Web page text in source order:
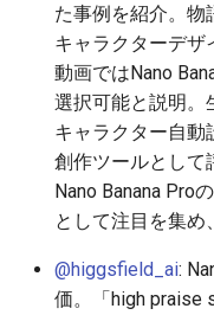
2025-12-11
2025-12-10
2025-12-09
2025-12-08
2025-12-06
た事例を紹介。物
キャラクターデザ
動画ではNano
選択可能と説明
キャラクター自
創作ツールとして
Nano Banana Pro
として注目を集め
@higgsfield_ai:
価。「high praise